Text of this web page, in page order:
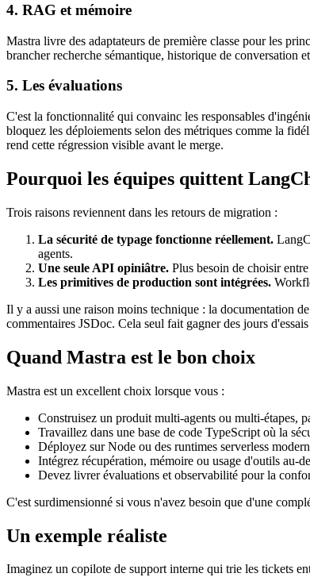
4. RAG et mémoire
Mastra livre des adaptateurs de première classe pour les
brancher recherche sémantique, historique de conversation
5. Les évaluations
C'est la fonctionnalité qui convainc les responsables
bloquez les déploiements selon des métriques comme la
rend cette régression visible avant le merge.
Pourquoi les équipes quittent
Trois raisons reviennent dans les retours de migration :
La sécurité de typage fonctionne réellement.
agents.
Une seule API opiniâtre. Plus besoin de choisir
Les primitives de production sont intégrées.
Il y a aussi une raison moins technique : la documentation
commentaires JSDoc. Cela seul fait gagner des jours
Quand Mastra est le bon choix
Mastra est un excellent choix lorsque vous :
Construisez un produit multi-agents ou multi-étapes,
Travaillez dans une base de code TypeScript où la
Déployez sur Node ou des runtimes serverless
Intégrez récupération, mémoire ou usage d'outils au-
Devez livrer évaluations et observabilité pour la
C'est surdimensionné si vous n'avez besoin que d'une
Un exemple réaliste
Imaginez un copilote de support interne qui trie les tickets